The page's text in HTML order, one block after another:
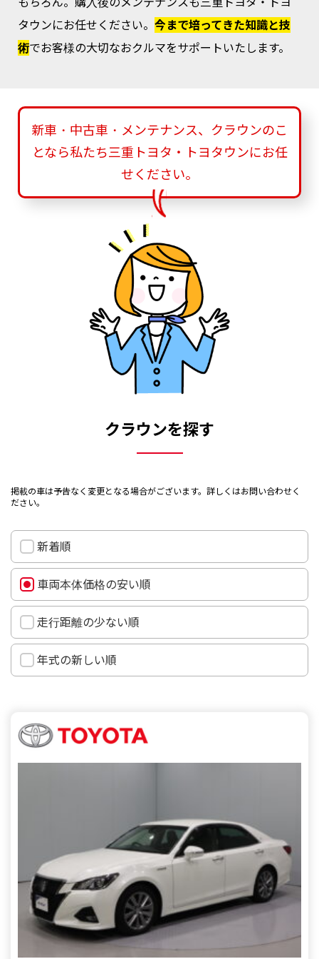
タウンにお任せください。 今まで培ってきた知識と技
術でお客様の大切なおクルマをサポートいたします。
新車・中古車・メンテナンス、クラウンのこ
となら私たち三重トヨタ・トヨタウンにお任
せください。
クラウンを探す
掲載の車は予告なく変更となる場合がございます。詳しくはお問い合わせく
ださい。
新着順
車両本体価格の安い順
走行距離の少ない順
年式の新しい順